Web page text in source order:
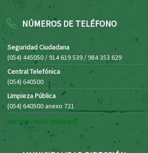
NÚMEROS DE TELÉFONO
Seguridad Ciudadana
(054) 445050 / 914 619 539 / 984 353 629
Central Telefónica
(054) 640500
Limpieza Pública
(054) 640500 anexo 721
Ver directorio municipal